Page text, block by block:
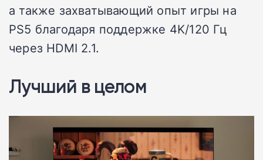
а также захватывающий опыт игры на
PS5 благодаря поддержке 4K/120 Гц
через HDMI 2.1.
Лучший в целом